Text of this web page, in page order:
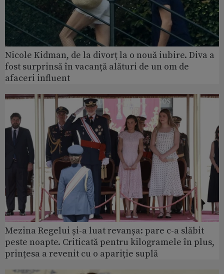
Nicole Kidman, de la divorț la o nouă iubire. Diva a
fost surprinsă în vacanță alături de un om de
afaceri influent
Mezina Regelui și-a luat revanșa: pare c-a slăbit
peste noapte. Criticată pentru kilogramele în plus,
prințesa a revenit cu o apariție suplă